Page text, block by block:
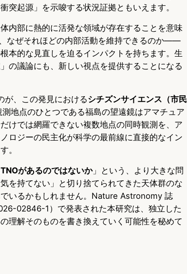
突起源」を示唆する状況証拠ともいえます。
内部に熱的に活発な領域が存在することを意味
なぜそれほどの内部活動を維持できるのか——
本的な見直しを迫るインパクトを持ちます。生
の議論にも、新しい視点を提供することになる
が、この発見におけるシチズンサイエンス（市民
地点のひとつである福島の望遠鏡はアマチュア
けでは網羅できない複数地点の同時観測を、ア
ジーの民主化が科学の最前線に直接的なイン
。
があるのではないか」という、より大きな問
を持てない」と切り捨てられてきた天体群のな
いるかもしれません。Nature Astronomy 誌
02846-1）で発表された本研究は、独立した
理解そのものを書き換えていく可能性を秘めて